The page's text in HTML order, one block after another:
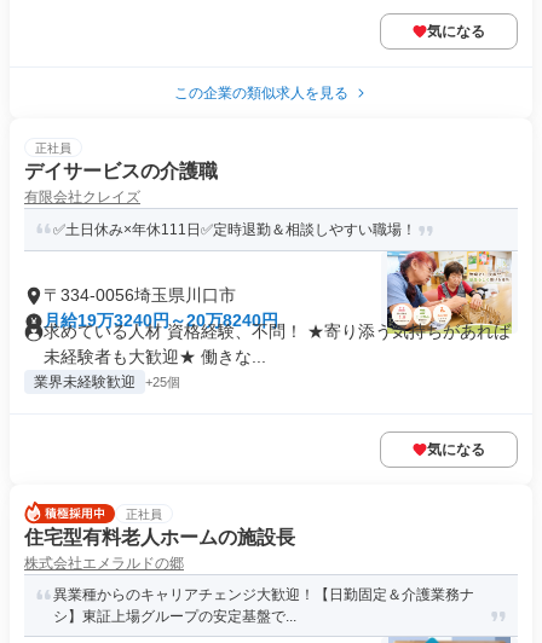
気になる
この企業の類似求人を見る
正社員
デイサービスの介護職
有限会社クレイズ
✅土日休み×年休111日✅定時退勤＆相談しやすい職場！
〒334-0056埼玉県川口市
月給19万3240円～20万8240円
求めている人材 資格経験、不問！ ★寄り添う気持ちがあれば
未経験者も大歓迎★ 働きな...
業界未経験歓迎 +25個
気になる
正社員
住宅型有料老人ホームの施設長
株式会社エメラルドの郷
異業種からのキャリアチェンジ大歓迎！【日勤固定＆介護業務ナ
シ】東証上場グループの安定基盤で...